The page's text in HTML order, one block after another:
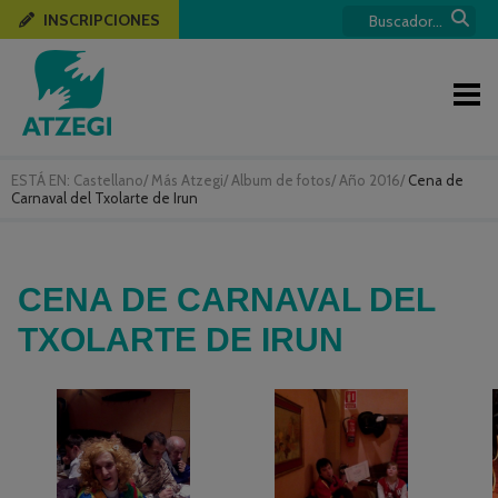
ESTÁ EN: Castellano/ Más Atzegi/ Album de fotos/ Año 2016/ Cena de
Carnaval del Txolarte de Irun
INSCRIPCIONES
CENA DE CARNAVAL DEL
TXOLARTE DE IRUN